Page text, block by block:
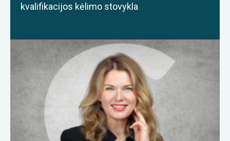
kvalifikacijos kėlimo stovykla